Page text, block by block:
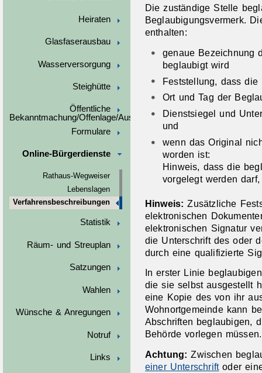
Heiraten
Glasfaserausbau
Wasserversorgung
Steighütte
Öffentliche
Bekanntmachung/Offenlage/Ausschreibungen
Formulare
Online-Bürgerdienste
Rathaus-Wegweiser
Lebenslagen
Verfahrensbeschreibungen
Statistik
Räum- und Streuplan
Satzungen
Wahlen
Wünsche & Anregungen
Notruf
Links
Die zuständige Stelle
Beglaubigungsvermerk.
enthalten:
genaue Bezeichnung
beglaubigt wird
Feststellung, dass
Ort und Tag der
Dienstsiegel und
und
wenn das Original
worden ist:
Hinweis, dass die
vorgelegt werden
Hinweis: Zusätzliche
elektronischen
elektronischen Signatur
die Unterschrift des oder
durch eine qualifizierte
In erster Linie
die sie selbst ausgestellt
eine Kopie des von ihr
Wohnortgemeinde kann
Abschriften beglaubigen,
Behörde vorlegen müssen.
Achtung: Zwischen
einer Unterschriftoder